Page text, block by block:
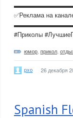
✅Реклама на
#Приколы
юмор прикол
pxo 26 декабря
Spanish